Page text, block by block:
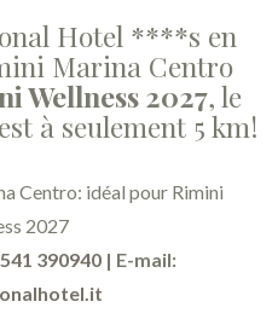
Hotel ****s en
Marina Centro
Wellness 2027, le
à seulement 5 km!
Centro: idéal pour Rimini
2027
390940| E-mail: